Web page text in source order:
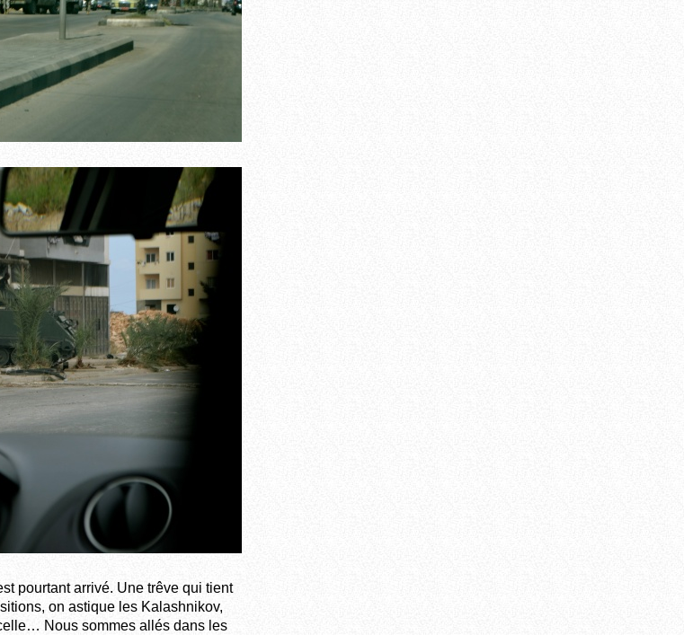
pourtant arrivé. Une trêve qui tient
on astique les Kalashnikov,
Nous sommes allés dans les